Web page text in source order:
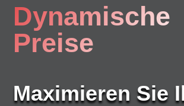
Dynamische
Preise
Maximieren Sie